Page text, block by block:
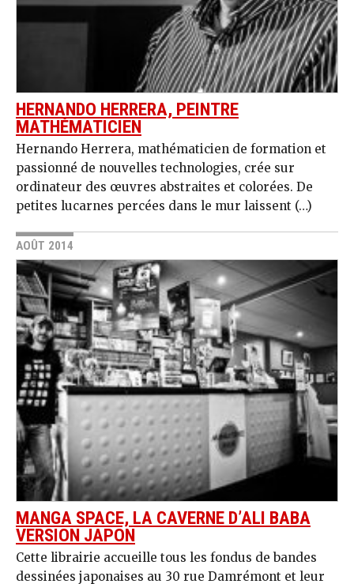
HERNANDO HERRERA, PEINTRE
MATHÉMATICIEN
Hernando Herrera, mathématicien de formation et
passionné de nouvelles technologies, crée sur
ordinateur des œuvres abstraites et colorées. De
petites lucarnes percées dans le mur laissent (…)
AOÛT 2014
MANGA SPACE, LA CAVERNE D’ALI BABA
VERSION JAPON
Cette librairie accueille tous les fondus de bandes
dessinées japonaises au 30 rue Damrémont et leur